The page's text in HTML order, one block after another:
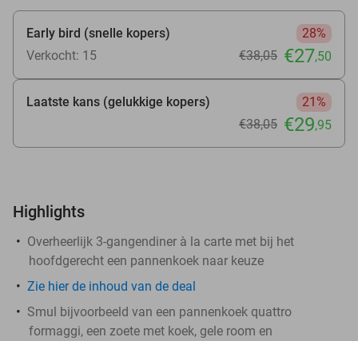
Early bird (snelle kopers)
28%
Verkocht: 15
€38,05 €27,50
Laatste kans (gelukkige kopers)
21%
€38,05 €29,95
Highlights
Overheerlijk 3-gangendiner à la carte met bij het
hoofdgerecht een pannenkoek naar keuze
Zie hierde inhoud van de deal
Smul bijvoorbeeld van een pannenkoek quattro
formaggi, een zoete met koek, gele room en